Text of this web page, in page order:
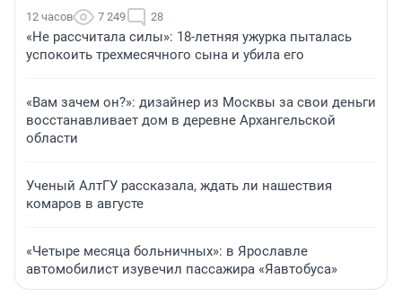
12 часов 7 249 28
«Не рассчитала силы»: 18-летняя ужурка пыталась
успокоить трехмесячного сына и убила его
«Вам зачем он?»: дизайнер из Москвы за свои деньги
восстанавливает дом в деревне Архангельской
области
Ученый АлтГУ рассказала, ждать ли нашествия
комаров в августе
«Четыре месяца больничных»: в Ярославле
автомобилист изувечил пассажира «Яавтобуса»